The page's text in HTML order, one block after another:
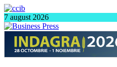
7 august 2026